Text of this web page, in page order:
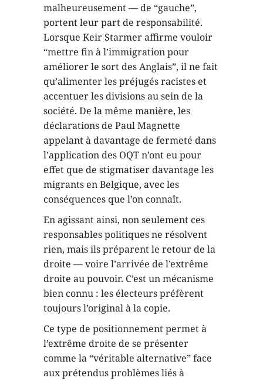
malheureusement — de “gauche”,
portent leur part de responsabilité.
Lorsque Keir Starmer affirme vouloir
“mettre fin à l’immigration pour
améliorer le sort des Anglais”, il ne fait
qu’alimenter les préjugés racistes et
accentuer les divisions au sein de la
société. De la même manière, les
déclarations de Paul Magnette
appelant à davantage de fermeté dans
l’application des OQT n’ont eu pour
effet que de stigmatiser davantage les
migrants en Belgique, avec les
conséquences que l’on connaît.
En agissant ainsi, non seulement ces
responsables politiques ne résolvent
rien, mais ils préparent le retour de la
droite — voire l’arrivée de l’extrême
droite au pouvoir. C’est un mécanisme
bien connu : les électeurs préfèrent
toujours l’original à la copie.
Ce type de positionnement permet à
l’extrême droite de se présenter
comme la “véritable alternative” face
aux prétendus problèmes liés à